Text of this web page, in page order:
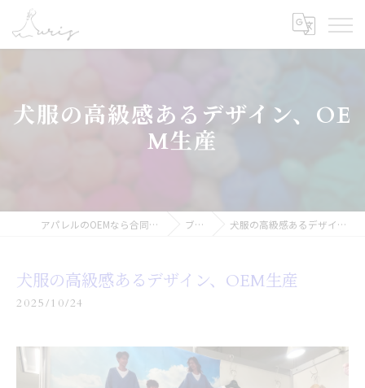
犬服の高級感あるデザイン、OE
M生産
アパレルのOEMなら合同会社オーリス ブログ 犬服の高級感あるデザイン、OEM生産
犬服の高級感あるデザイン、OEM生産
2025/10/24